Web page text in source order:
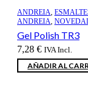
ANDREIA,
ANDREIA,
Gel Polish TR3
7,28 € IVA Incl.
AÑADIR AL